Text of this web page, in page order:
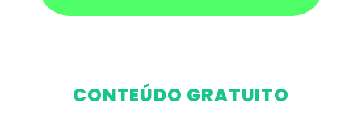
CONTEÚDO GRATUITO